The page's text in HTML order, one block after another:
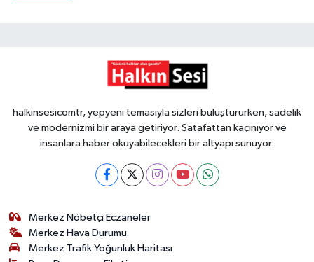
halkinsesicomtr, yepyeni temasıyla sizleri buluştururken, sadelik
ve modernizmi bir araya getiriyor. Şatafattan kaçınıyor ve
insanlara haber okuyabilecekleri bir altyapı sunuyor.
Merkez Nöbetçi Eczaneler
Merkez Hava Durumu
Merkez Trafik Yoğunluk Haritası